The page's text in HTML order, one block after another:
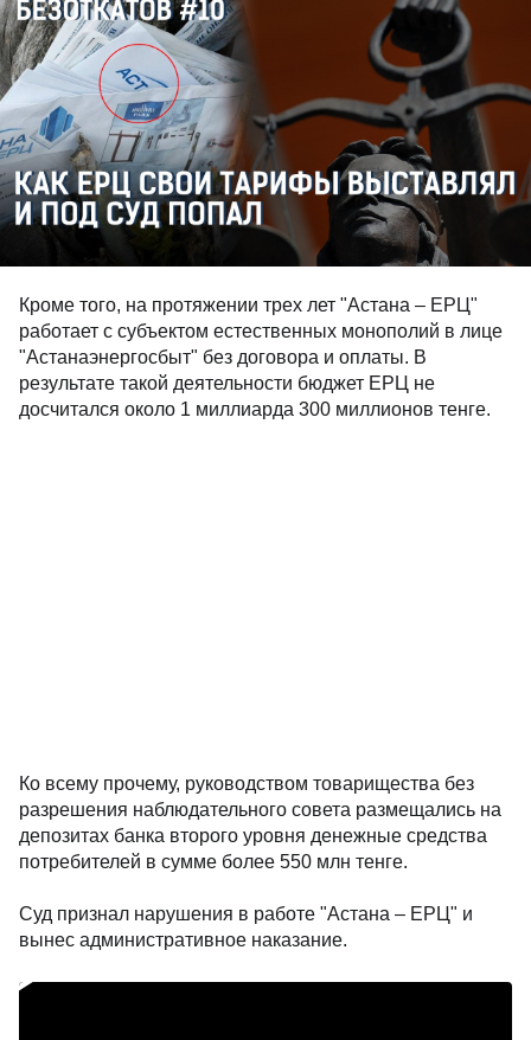
Кроме того, на протяжении трех лет "Астана – ЕРЦ"
работает с субъектом естественных монополий в лице
"Астанаэнергосбыт" без договора и оплаты. В
результате такой деятельности бюджет ЕРЦ не
досчитался около 1 миллиарда 300 миллионов тенге.
Ко всему прочему, руководством товарищества без
разрешения наблюдательного совета размещались на
депозитах банка второго уровня денежные средства
потребителей в сумме более 550 млн тенге.
Суд признал нарушения в работе "Астана – ЕРЦ" и
вынес административное наказание.